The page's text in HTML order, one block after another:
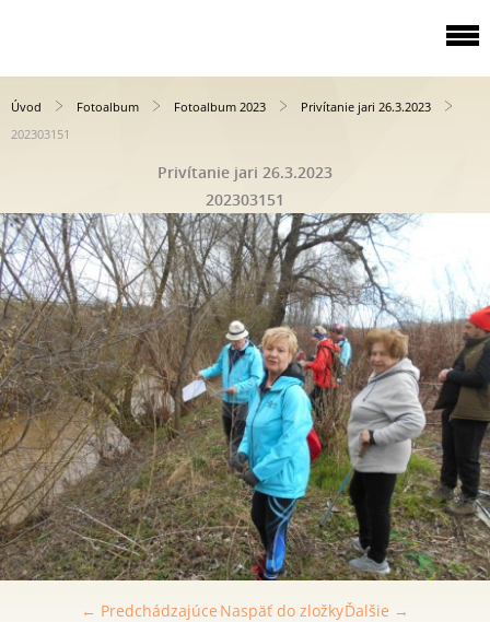
Úvod Fotoalbum Fotoalbum 2023
Privítanie jari 26.3.2023
202303151
Privítanie jari 26.3.2023
202303151
← Predchádzajúce Ďalšie →
Naspäť do zložky